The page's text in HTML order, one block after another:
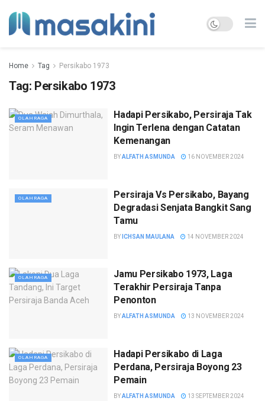
Home Tag Persikabo 1973
Tag: Persikabo 1973
OLAHRAGA
Hadapi Persikabo, Persiraja Tak
Ingin Terlena dengan Catatan
Kemenangan
BYALFATH ASMUNDA 16 NOVEMBER 2024
OLAHRAGA
Persiraja Vs Persikabo, Bayang
Degradasi Senjata Bangkit Sang
Tamu
BY ICHSAN MAULANA 14 NOVEMBER 2024
OLAHRAGA
Jamu Persikabo 1973, Laga
Terakhir Persiraja Tanpa
Penonton
BYALFATH ASMUNDA 13 NOVEMBER 2024
OLAHRAGA
Hadapi Persikabo di Laga
Perdana, Persiraja Boyong 23
Pemain
BYALFATH ASMUNDA 13 SEPTEMBER 2024